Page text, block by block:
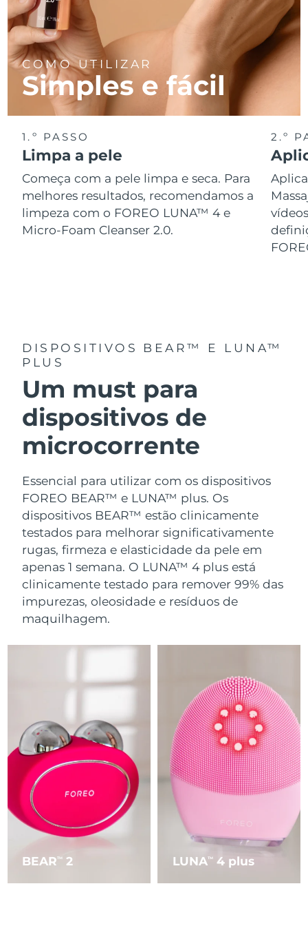
COMO UTILIZAR
Simples e fácil
1.º PASSO
Limpa a pele
Começa com a pele limpa e seca. Para
melhores resultados, recomendamos a
limpeza com o FOREO LUNA™ 4 e
Micro-Foam Cleanser 2.0.
2.º
DISPOSITIVOS BEAR™ E LUNA™
PLUS
Um must para
dispositivos de
microcorrente
Essencial para utilizar com os dispositivos
FOREO BEAR™ e LUNA™ plus. Os
dispositivos BEAR™ estão clinicamente
testados para melhorar significativamente
rugas, firmeza e elasticidade da pele em
apenas 1 semana. O LUNA™ 4 plus está
clinicamente testado para remover 99% das
impurezas, oleosidade e resíduos de
maquilhagem.
BEARTM 2 LUNATM 4 plus
Tailândia Entrega prevista 8/16/26
Turquia Entrega prevista 8/13/26
Emirados Árabes
Unidos
Entrega prevista8/13/26
Reino Unido Entrega prevista8/12/26
Estados Unidos 8/13/26
Uzbequistão Entrega prevista 8/17/26
Vietnã Entrega prevista 8/18/26